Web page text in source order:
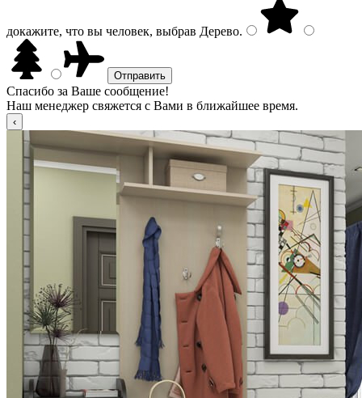
докажите, что вы человек, выбрав Дерево.
Спасибо за Ваше сообщение!
Наш менеджер свяжется с Вами в ближайшее время.